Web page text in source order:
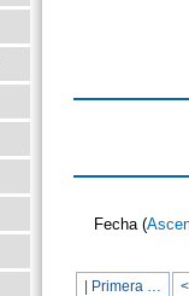
Fecha (
| Primera …